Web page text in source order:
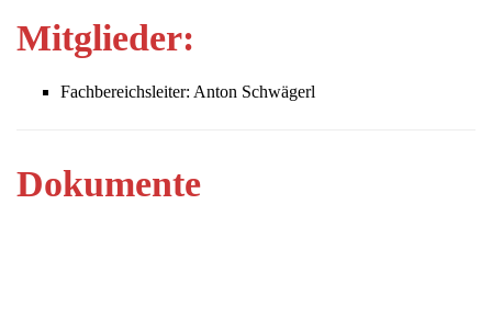
Mitglieder:
Fachbereichsleiter: Anton Schwägerl
Dokumente